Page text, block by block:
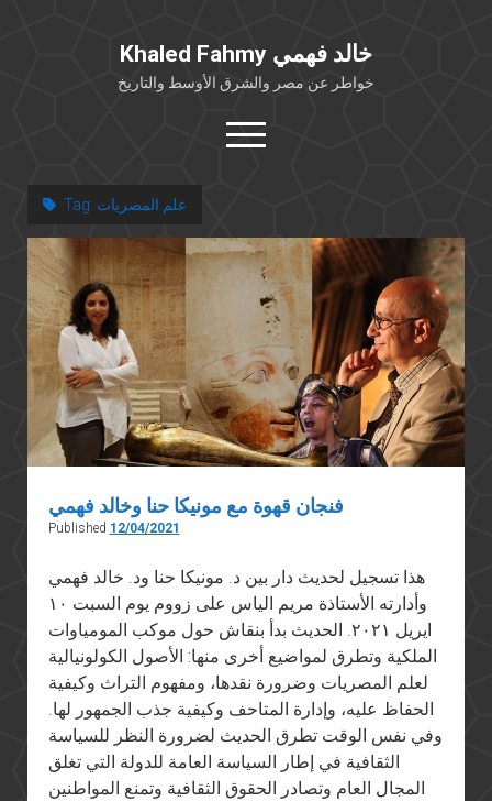
Khaled Fahmy خالد فهمي
خواطر عن مصر والشرق الأوسط والتاريخ
open
menu
خلفية شخصية
كتابات أكاديمية
مقالات صحافية
بوستات من فيسبوك
مقابلات في الإعلام
Languages
Tag: علم المصريات
فنجان قهوة مع مونيكا حنا وخالد فهمي
Published 12/04/2021
هذا تسجيل لحديث دار بين د. مونيكا حنا ود. خالد فهمي
وأدارته الأستاذة مريم الياس على زووم يوم السبت ١٠
ايريل ٢٠٢١. الحديث بدأ بنقاش حول موكب المومياوات
الملكية وتطرق لمواضيع أخرى منها: الأصول الكولونيالية
لعلم المصريات وضرورة نقدها، ومفهوم التراث وكيفية
الحفاظ عليه، وإدارة المتاحف وكيفية جذب الجمهور لها.
وفي نفس الوقت تطرق الحديث لضرورة النظر للسياسة
الثقافية في إطار السياسة العامة للدولة التي تغلق
المجال العام وتصادر الحقوق الثقافية وتمنع المواطنين